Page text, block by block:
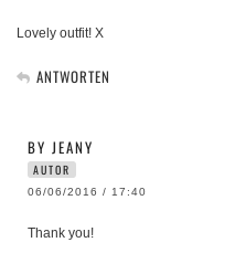
Lovely outfit! X
ANTWORTEN
BY JEANY
AUTOR
06/06/2016 / 17:40
Thank you!